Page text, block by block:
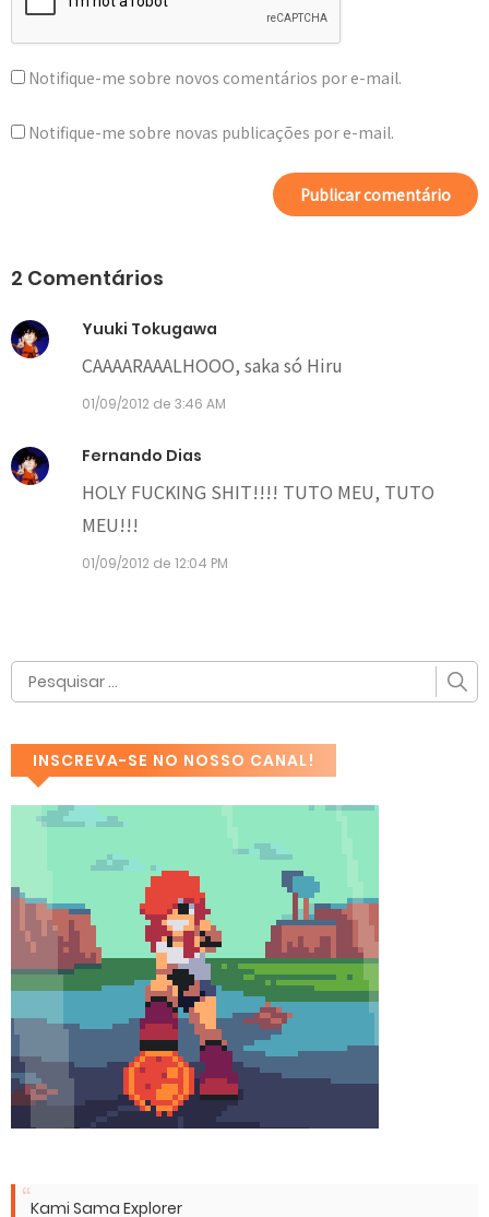
Notifique-me sobre novos comentários por e-mail.
Notifique-me sobre novas publicações por e-mail.
2 Comentários
Yuuki Tokugawa
CAAAARAAALHOOO, saka só Hiru
01/09/2012 de 3:46 AM
Fernando Dias
HOLY FUCKING SHIT!!!! TUTO MEU, TUTO
MEU!!!
01/09/2012 de 12:04 PM
INSCREVA-SE NO NOSSO CANAL!
Kami Sama Explorer